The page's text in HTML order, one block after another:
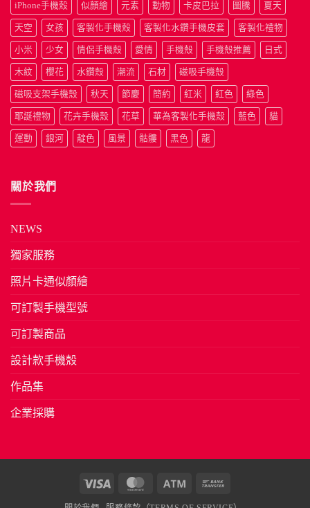
iPhone手機殼 似顏繪 元素 動物 卡皮巴拉 圖騰 夏天
天空 女孩 客製化手機殼 客製化水鑽手機皮套 客製化禮物
小米 少女 情侶手機殼 愛情 手機殼 手機殼推薦 日式
木紋 櫻花 水鑽殼 潮流 石材 磁吸手機殼
磁吸支架手機殼 秋天 節慶 簡約 紅米 紅色 綠色
耶誕禮物 花卉手機殼 花草 華為客製化手機殼 藍色 貓
運動 銀河 靛色 風景 骷髏 黑色 龍
關於我們
NEWS
獨家服務
照片卡通似顏繪
可訂製手機型號
可訂製商品
設計款手機殼
作品集
企業採購
MasterCard Atm